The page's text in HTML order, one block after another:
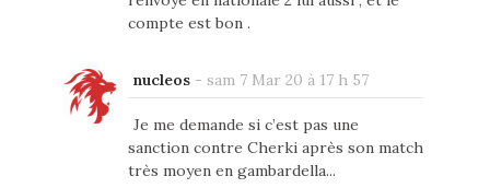
compte est bon .
nucleos- sam 7 Mar 20 à 17 h 57
Je me demande si c’est pas une
sanction contre Cherki après son match
très moyen en gambardella...